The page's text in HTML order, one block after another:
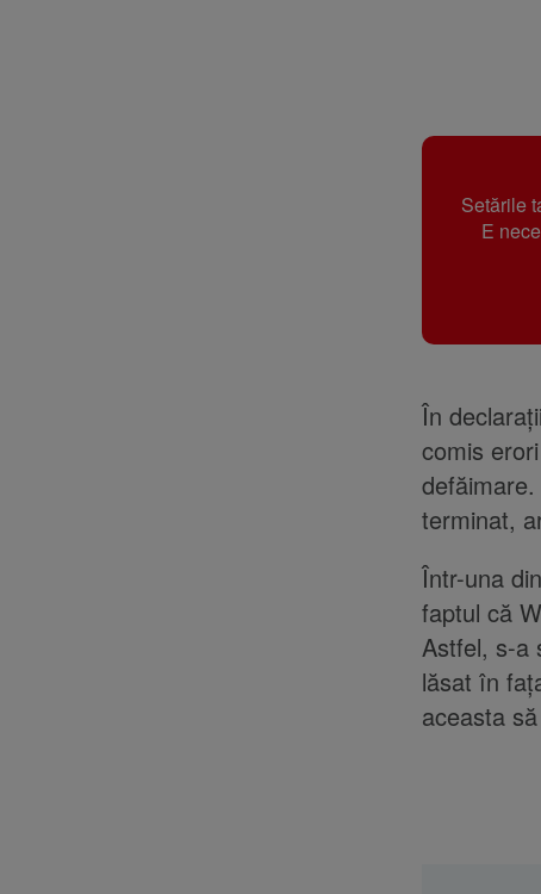
Setările
E
În
comis
terminat,
Într-una
faptul că
Astfel, s-a
lăsat în
aceasta